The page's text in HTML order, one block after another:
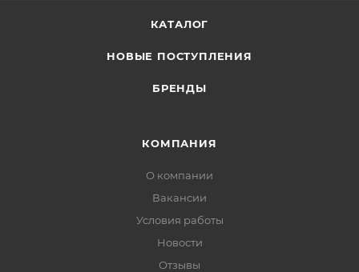
КАТАЛОГ
НОВЫЕ ПОСТУПЛЕНИЯ
БРЕНДЫ
КОМПАНИЯ
О компании
Вакансии
Условия работы
Новости
Отзывы